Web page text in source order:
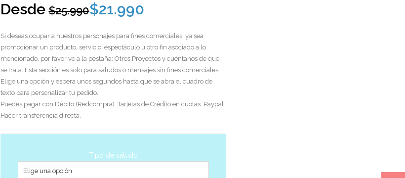
Desde$25.990$21.990
Si deseas ocupar a nuestros personajes para fines comerciales, ya sea
promocionar un producto, servicio, espectáculo u otro fin asociado a lo
mencionado, por favor ve a la pestaña: Otros Proyectos y cuéntanos de que
se trata. Esta sección es solo para saludos o mensajes sin fines comerciales.
Elige una opción y espera unos segundos hasta que se abra el cuadro de
texto para personalizar tu pedido.
Puedes pagar con Débito (Redcompra). Tarjetas de Crédito en cuotas. Paypal.
Hacer transferencia directa.
Tipo de saludo